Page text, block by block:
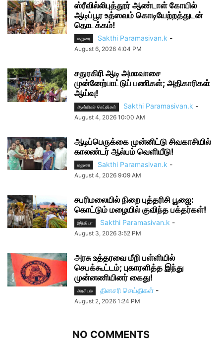
ஸ்ரீவில்லிபுத்தூர் ஆண்டாள் கோயில்
ஆடிப்பூர உத்ஸவம் கொடியேற்றத்துடன்
தொடக்கம்!
மதுரை Sakthi Paramasivan.k -
August 6, 2026 4:04 PM
சதுரகிரி ஆடி அமாவாசை
முன்னேற்பாட்டுப் பணிகள்; அதிகாரிகள்
ஆய்வு!
ஆன்மிகச் செய்திகள் Sakthi Paramasivan.k -
August 4, 2026 10:00 AM
ஆடிப்பெருக்கை முன்னிட்டு சிவகாசியில்
காலண்டர் ஆல்பம் வெளியீடு!
மதுரை Sakthi Paramasivan.k -
August 4, 2026 9:09 AM
சபரிமலையில் நிறை புத்தரிசி பூஜை:
கொட்டும் மழையில் குவிந்த பக்தர்கள்!
இந்தியா Sakthi Paramasivan.k -
August 3, 2026 3:52 PM
அரசு உத்தரவை மீறி பள்ளியில்
செபக்கூட்டம்; புகாரளித்த இந்து
முன்னணியினர் கைது!
அரசியல் தினசரி செய்திகள் -
August 2, 2026 1:24 PM
NO COMMENTS